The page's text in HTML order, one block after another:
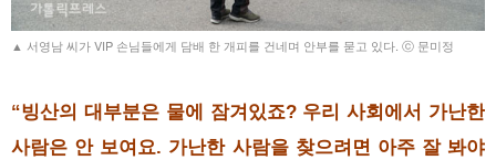
▲ 서영남 씨가 VIP 손님들에게 담배 한 개피를 건네며 안부를 묻고 있다. ⓒ 문미정
“빙산의 대부분은 물에 잠겨있죠? 우리 사회에서 가난한
사람은 안 보여요. 가난한 사람을 찾으려면 아주 잘 봐야